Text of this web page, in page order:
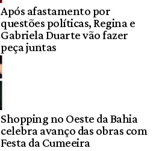
Após afastamento por
questões políticas, Regina e
Gabriela Duarte vão fazer
peça juntas
Shopping no Oeste da Bahia
celebra avanço das obras com
Festa da Cumeeira